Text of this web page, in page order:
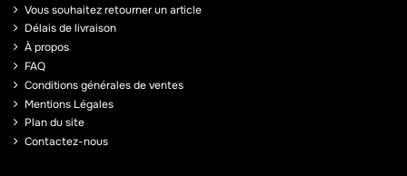
Vous souhaitez retourner un article
Délais de livraison
À propos
FAQ
Conditions générales de ventes
Mentions Légales
Plan du site
Contactez-nous